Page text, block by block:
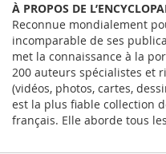
À PROPOS DE
Reconnue mondialement
incomparable de ses
met la connaissance à la
200 auteurs spécialistes et
(vidéos, photos, cartes,
est la plus fiable collection
français. Elle aborde tous